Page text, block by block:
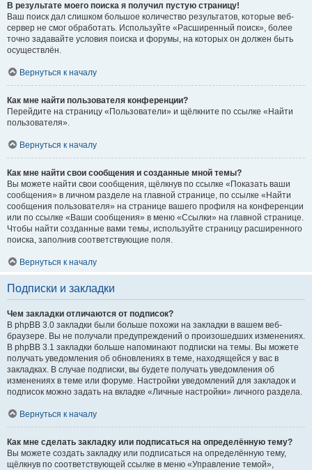
В результате моего поиска я получил пустую страницу!
Ваш поиск дал слишком большое количество результатов, которые веб-
сервер не смог обработать. Используйте «Расширенный поиск», более
точно задавайте условия поиска и форумы, на которых он должен быть
осуществлён.
Вернуться к началу
Как мне найти пользователя конференции?
Перейдите на страницу «Пользователи» и щёлкните по ссылке «Найти
пользователя».
Вернуться к началу
Как мне найти свои сообщения и созданные мной темы?
Вы можете найти свои сообщения, щёлкнув по ссылке «Показать ваши
сообщения» в личном разделе на главной странице, по ссылке «Найти
сообщения пользователя» на странице вашего профиля на конференции
или по ссылке «Ваши сообщения» в меню «Ссылки» на главной странице.
Чтобы найти созданные вами темы, используйте страницу расширенного
поиска, заполнив соответствующие поля.
Вернуться к началу
Подписки и закладки
Чем закладки отличаются от подписок?
В phpBB 3.0 закладки были больше похожи на закладки в вашем веб-
браузере. Вы не получали предупреждений о произошедших изменениях.
В phpBB 3.1 закладки больше напоминают подписки на темы. Вы можете
получать уведомления об обновлениях в теме, находящейся у вас в
закладках. В случае подписки, вы будете получать уведомления об
изменениях в теме или форуме. Настройки уведомлений для закладок и
подписок можно задать на вкладке «Личные настройки» личного раздела.
Вернуться к началу
Как мне сделать закладку или подписаться на определённую тему?
Вы можете создать закладку или подписаться на определённую тему,
щёлкнув по соответствующей ссылке в меню «Управление темой»,